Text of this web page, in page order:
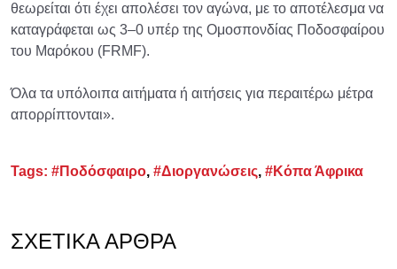
θεωρείται ότι έχει απολέσει τον αγώνα, με το αποτέλεσμα να
καταγράφεται ως 3–0 υπέρ της Ομοσπονδίας Ποδοσφαίρου
του Μαρόκου (FRMF).
Όλα τα υπόλοιπα αιτήματα ή αιτήσεις για περαιτέρω μέτρα
απορρίπτονται».
Tags: #Ποδόσφαιρο, #Διοργανώσεις, #Κόπα Άφρικα
ΣΧΕΤΙΚΆ ΆΡΘΡΑ